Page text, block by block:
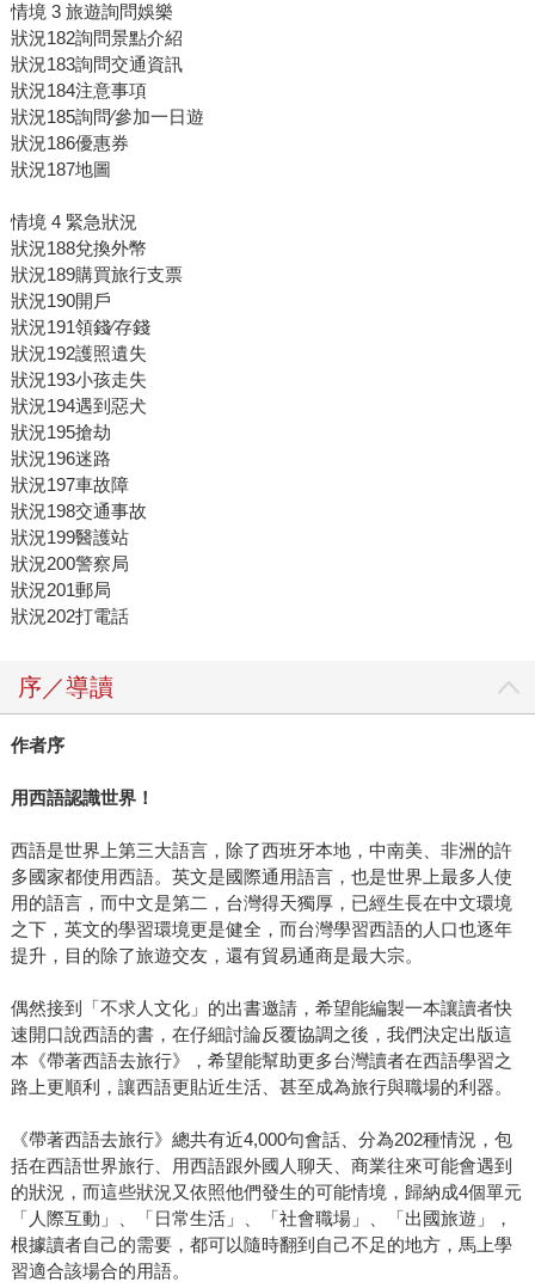
情境 3 旅遊詢問娛樂
狀況182詢問景點介紹
狀況183詢問交通資訊
狀況184注意事項
狀況185詢問∕參加一日遊
狀況186優惠券
狀況187地圖
情境 4 緊急狀況
狀況188兌換外幣
狀況189購買旅行支票
狀況190開戶
狀況191領錢∕存錢
狀況192護照遺失
狀況193小孩走失
狀況194遇到惡犬
狀況195搶劫
狀況196迷路
狀況197車故障
狀況198交通事故
狀況199醫護站
狀況200警察局
狀況201郵局
狀況202打電話
序／導讀
作者序
用西語認識世界！
西語是世界上第三大語言，除了西班牙本地，中南美、非洲的許
多國家都使用西語。英文是國際通用語言，也是世界上最多人使
用的語言，而中文是第二，台灣得天獨厚，已經生長在中文環境
之下，英文的學習環境更是健全，而台灣學習西語的人口也逐年
提升，目的除了旅遊交友，還有貿易通商是最大宗。
偶然接到「不求人文化」的出書邀請，希望能編製一本讓讀者快
速開口說西語的書，在仔細討論反覆協調之後，我們決定出版這
本《帶著西語去旅行》，希望能幫助更多台灣讀者在西語學習之
路上更順利，讓西語更貼近生活、甚至成為旅行與職場的利器。
《帶著西語去旅行》總共有近4,000句會話、分為202種情況，包
括在西語世界旅行、用西語跟外國人聊天、商業往來可能會遇到
的狀況，而這些狀況又依照他們發生的可能情境，歸納成4個單元
「人際互動」、「日常生活」、「社會職場」、「出國旅遊」，
根據讀者自己的需要，都可以隨時翻到自己不足的地方，馬上學
習適合該場合的用語。